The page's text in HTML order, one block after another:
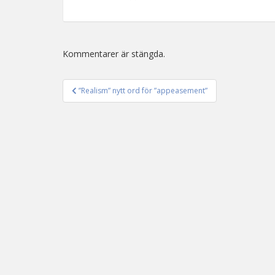
Kommentarer är stängda.
Inläggsnavigering
”Realism” nytt ord för ”appeasement”